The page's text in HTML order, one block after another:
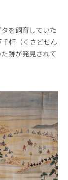
を飼育していた
軒（くさどせん
跡が発見されて